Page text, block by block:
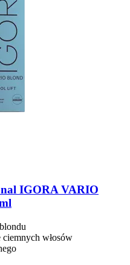
IGORA VARIO
włosów